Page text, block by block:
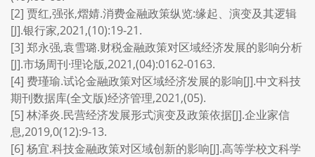
[2] 贾红,强张,熠婧.消费金融政策纵览:缘起、演变及其逻辑
[J].银行家,2021,(10):19-21.
[3] 郑永强,袁雪璐.财税金融政策对区域经济发展的影响分析
[J].市场周刊·理论版,2021,(04):0162-0163.
[4] 费瑾瑜.试论金融政策对区域经济发展的影响[J].中文科技
期刊数据库(全文版)经济管理,2021,(05).
[5] 林泽炎.民营经济发展形式演变及政策依据[J].企业家信
息,2019,0(12):9-13.
[6] 杨宜.科技金融政策对区域创新的影响[J].高等学校文科学